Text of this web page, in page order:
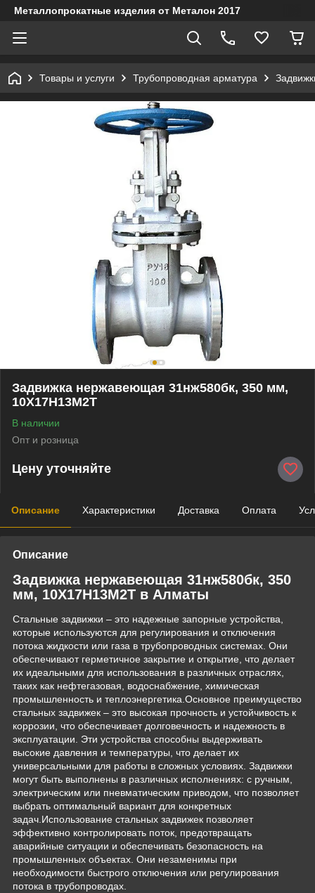
Металлопрокатные изделия от Металон 2017
Товары и услуги Трубопроводная арматура
Задвижка нержавеющая 31нж580бк, 350 мм,
10Х17Н13М2Т
В наличии
Опт и розница
Цену уточняйте
Описание Характеристики Доставка Оплата
Описание
Задвижка нержавеющая 31нж580бк, 350
мм, 10Х17Н13М2Т в Алматы
Стальные задвижки – это надежные запорные устройства,
которые используются для регулирования и отключения
потока жидкости или газа в трубопроводных системах. Они
обеспечивают герметичное закрытие и открытие, что делает
их идеальными для использования в различных отраслях,
таких как нефтегазовая, водоснабжение, химическая
промышленность и теплоэнергетика.Основное преимущество
стальных задвижек – это высокая прочность и устойчивость к
коррозии, что обеспечивает долговечность и надежность в
эксплуатации. Эти устройства способны выдерживать
высокие давления и температуры, что делает их
универсальными для работы в сложных условиях. Задвижки
могут быть выполнены в различных исполнениях: с ручным,
электрическим или пневматическим приводом, что позволяет
выбрать оптимальный вариант для конкретных
задач.Использование стальных задвижек позволяет
эффективно контролировать поток, предотвращать
аварийные ситуации и обеспечивать безопасность на
промышленных объектах. Они незаменимы при
необходимости быстрого отключения или регулирования
потока в трубопроводах.